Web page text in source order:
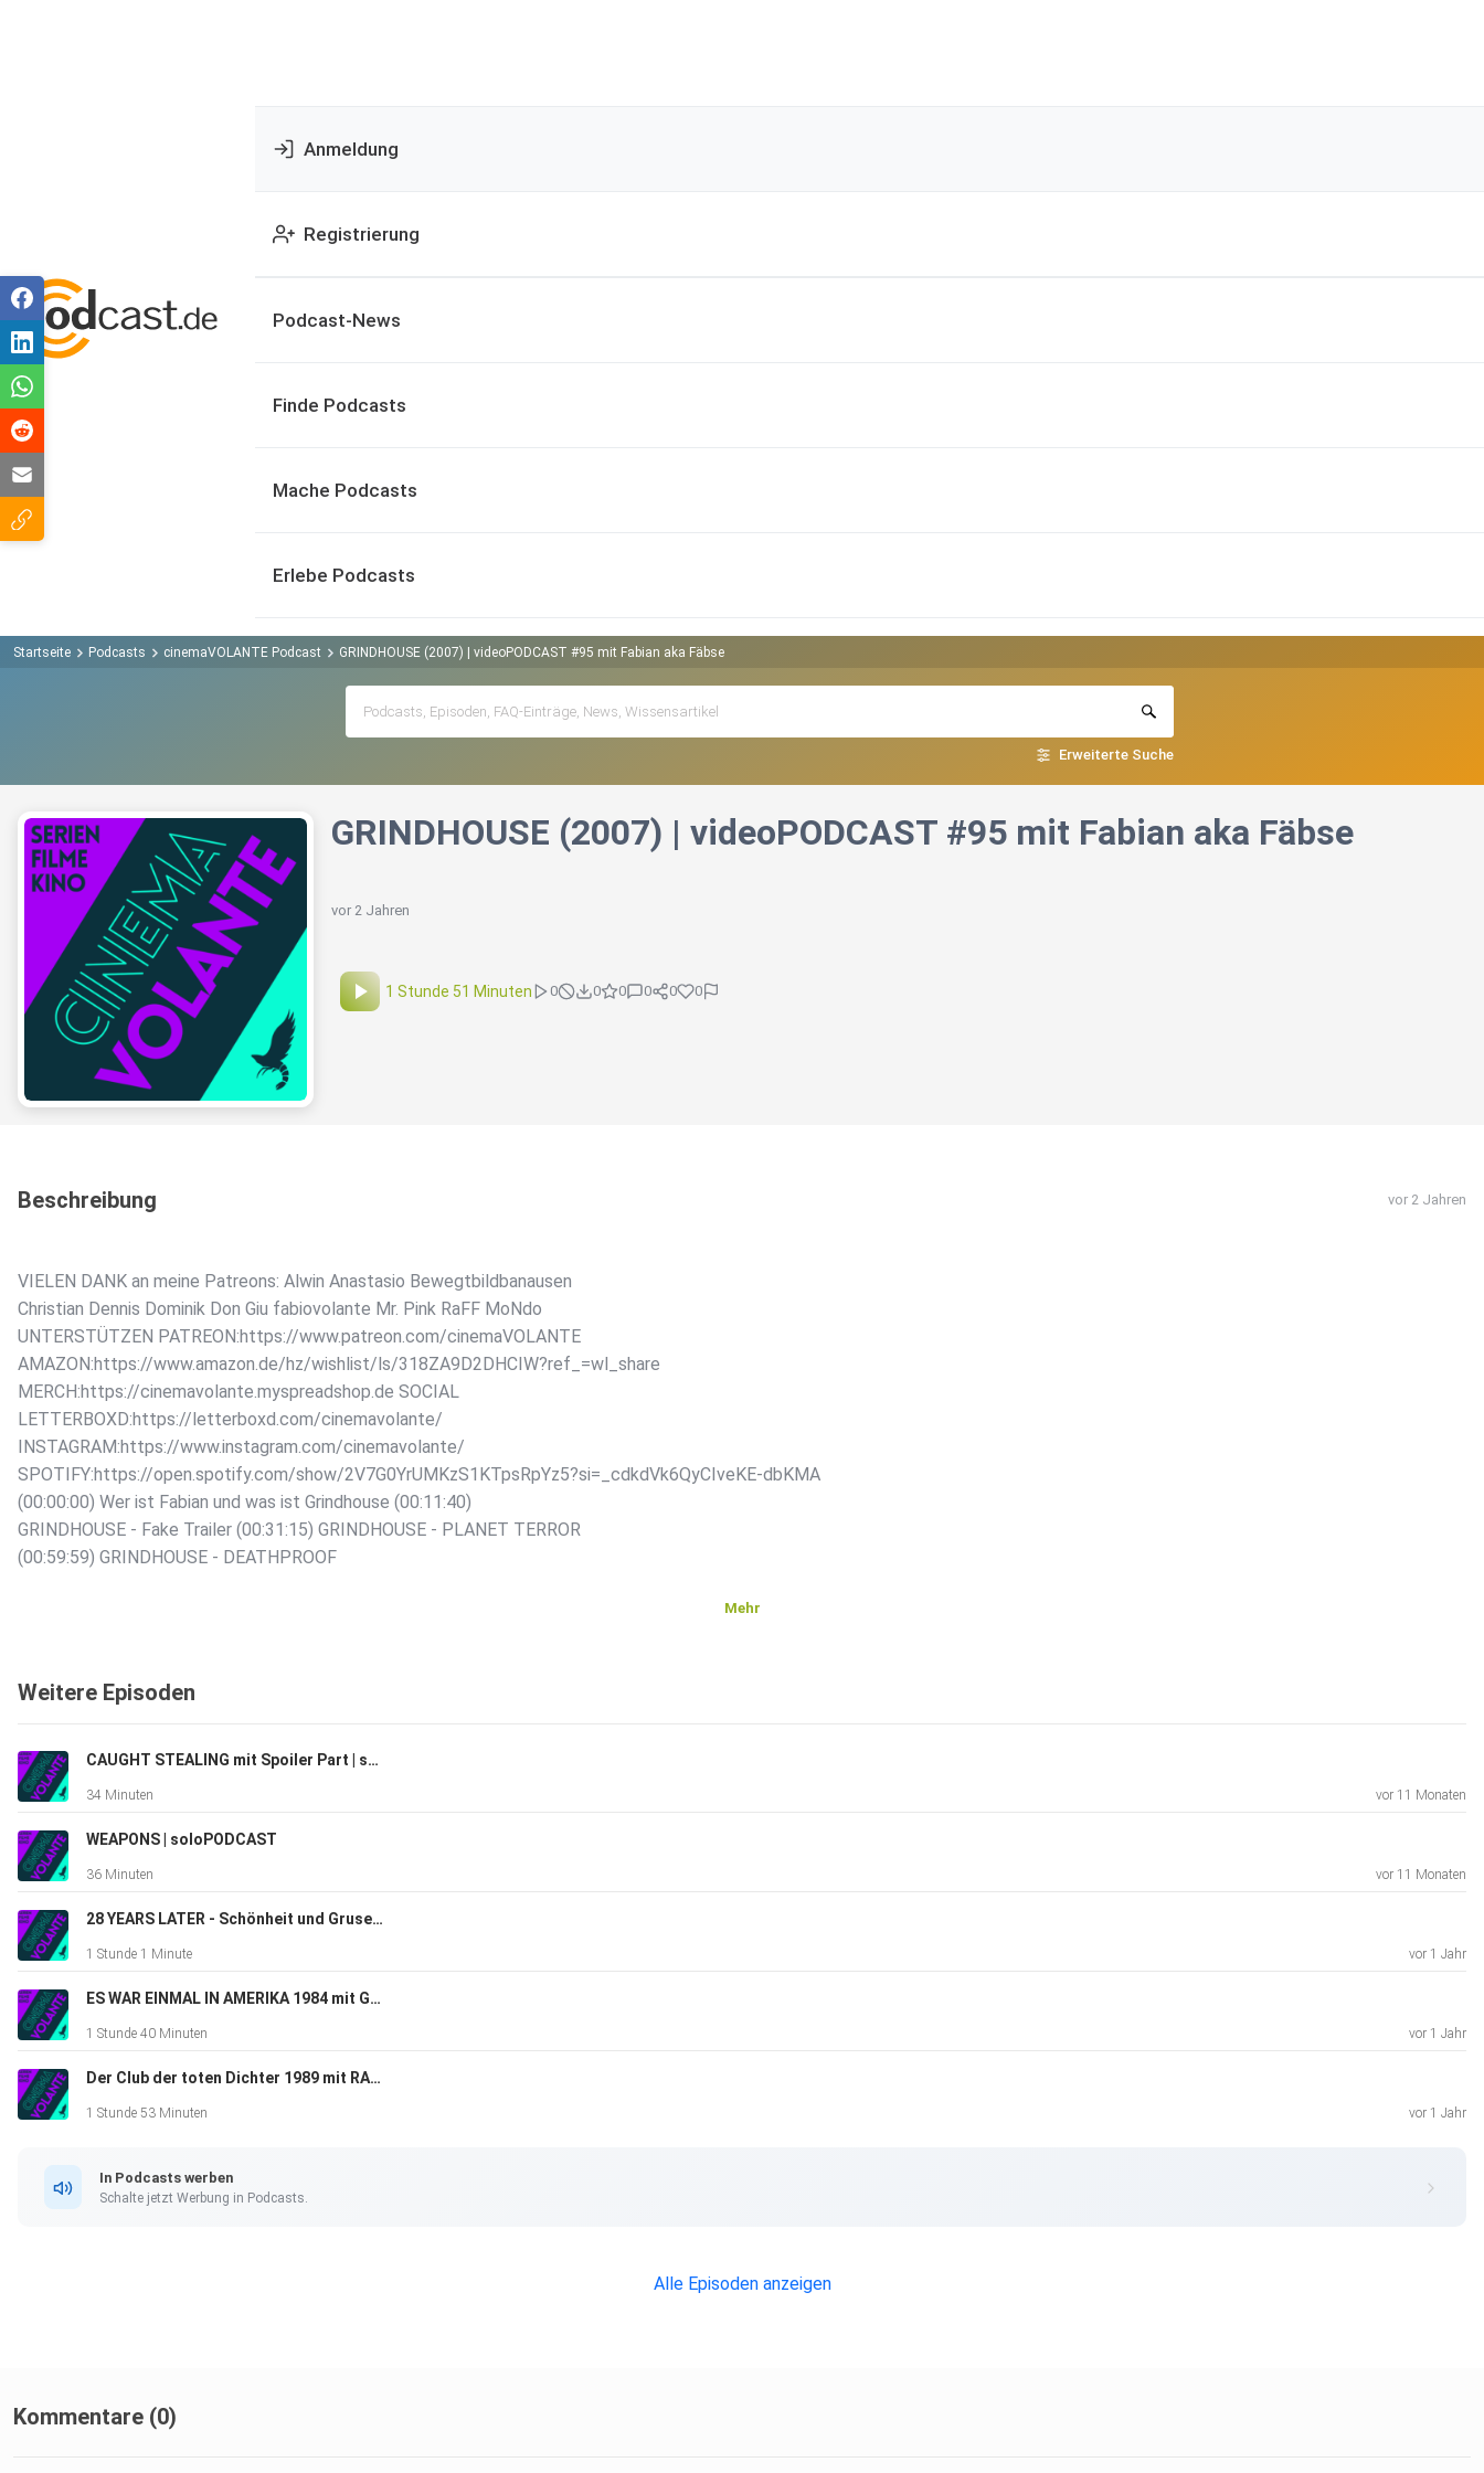
Anmeldung
Registrierung
Podcast-News
Finde Podcasts
Mache Podcasts
Erlebe Podcasts
Startseite Podcasts cinemaVOLANTE Podcast GRINDHOUSE (2007) | videoPODCAST #95 mit Fabian aka Fäbse
Erweiterte Suche
GRINDHOUSE (2007) | videoPODCAST #95 mit Fabian aka Fäbse
vor 2 Jahren
1 Stunde 51 Minuten 0 0 0 0 0 0
Beschreibung vor 2 Jahren
VIELEN DANK an meine Patreons: Alwin Anastasio Bewegtbildbanausen
Christian Dennis Dominik Don Giu fabiovolante Mr. Pink RaFF MoNdo
UNTERSTÜTZEN PATREON:https://www.patreon.com/cinemaVOLANTE
AMAZON:https://www.amazon.de/hz/wishlist/ls/318ZA9D2DHCIW?ref_=wl_share
MERCH:https://cinemavolante.myspreadshop.de SOCIAL
​LETTERBOXD:https://letterboxd.com/cinemavolante/
​INSTAGRAM:https://www.instagram.com/cinemavolante/
​SPOTIFY:https://open.spotify.com/show/2V7G0YrUMKzS1KTpsRpYz5?si=_cdkdVk6QyCIveKE-dbKMA
(00:00:00) Wer ist Fabian und was ist Grindhouse (00:11:40)
GRINDHOUSE - Fake Trailer (00:31:15) GRINDHOUSE - PLANET TERROR
(00:59:59) GRINDHOUSE - DEATHPROOF
Mehr
Weitere Episoden
CAUGHT STEALING mit Spoiler Part | soloPODCAST
34 Minuten vor 11 Monaten
WEAPONS | soloPODCAST
36 Minuten vor 11 Monaten
28 YEARS LATER - Schönheit und Grusel beisammen | soloPODCAST
1 Stunde 1 Minute vor 1 Jahr
ES WAR EINMAL IN AMERIKA 1984 mit GUESS und HAKAN
1 Stunde 40 Minuten vor 1 Jahr
Der Club der toten Dichter 1989 mit RALF | PODCAST #99
1 Stunde 53 Minuten vor 1 Jahr
In Podcasts werben
Schalte jetzt Werbung in Podcasts.
Alle Episoden anzeigen
Kommentare (0)